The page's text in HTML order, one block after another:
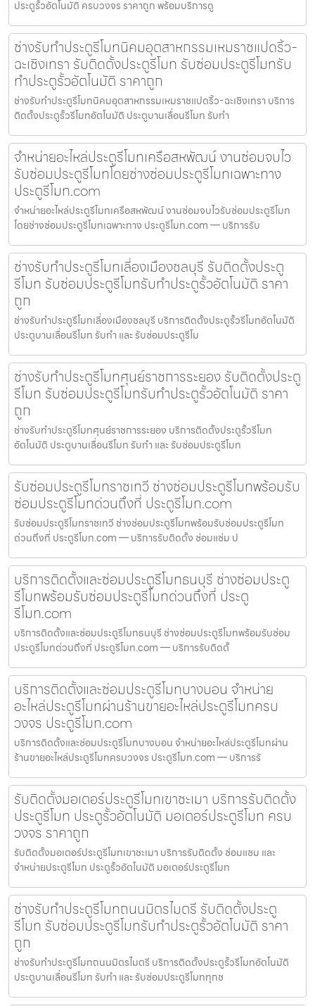
ประตูรั้วอัตโนมัติ ครบวงจร ราคาถูก พร้อมบริการดู
ช่างรับทำประตูรีโมทนิคมอุตสาหกรรมเหมราชแปดริ้ว-
ฉะเชิงเทรา รับติดตั้งประตูรีโมท รับซ่อมประตูรีโมทรับ
ทำประตูรั้วอัตโนมัติ ราคาถูก
ช่างรับทำประตูรีโมทนิคมอุตสาหกรรมเหมราชแปดริ้ว-ฉะเชิงเทรา บริการ
ติดตั้งประตูรั้วรีโมทอัตโนมัติ ประตูบานเลื่อนรีโมท รับทำ
จำหน่ายอะไหล่ประตูรีโมทเครือสหพัฒน์ งานซ่อมจบไว
รับซ่อมประตูรีโมทโดยช่างซ่อมประตูรีโมทเฉพาะทาง
ประตูรีโมท.com
จำหน่ายอะไหล่ประตูรีโมทเครือสหพัฒน์ งานซ่อมจบไวรับซ่อมประตูรีโมท
โดยช่างซ่อมประตูรีโมทเฉพาะทาง ประตูรีโมท.com — บริการรับ
ช่างรับทำประตูรีโมทเลี่องเมืองชลบุรี รับติดตั้งประตู
รีโมท รับซ่อมประตูรีโมทรับทำประตูรั้วอัตโนมัติ ราคา
ถูก
ช่างรับทำประตูรีโมทเลี่องเมืองชลบุรี บริการติดตั้งประตูรั้วรีโมทอัตโนมัติ
ประตูบานเลื่อนรีโมท รับทำ และ รับซ่อมประตูรีโม
ช่างรับทำประตูรีโมทศุนย์ราชการระยอง รับติดตั้งประตู
รีโมท รับซ่อมประตูรีโมทรับทำประตูรั้วอัตโนมัติ ราคา
ถูก
ช่างรับทำประตูรีโมทศุนย์ราชการระยอง บริการติดตั้งประตูรั้วรีโมท
อัตโนมัติ ประตูบานเลื่อนรีโมท รับทำ และ รับซ่อมประตูรีโมท
รับซ่อมประตูรีโมทราชเทวี ช่างซ่อมประตูรีโมทพร้อมรับ
ซ่อมประตูรีโมทด่วนถึงที่ ประตูรีโมท.com
รับซ่อมประตูรีโมทราชเทวี ช่างซ่อมประตูรีโมทพร้อมรับซ่อมประตูรีโมท
ด่วนถึงที่ ประตูรีโมท.com — บริการรับติดตั้ง ซ่อมแซ่ม ป
บริการติดตั้งและซ่อมประตูรีโมทธนบุรี ช่างซ่อมประตู
รีโมทพร้อมรับซ่อมประตูรีโมทด่วนถึงที่ ประตู
รีโมท.com
บริการติดตั้งและซ่อมประตูรีโมทธนบุรี ช่างซ่อมประตูรีโมทพร้อมรับซ่อม
ประตูรีโมทด่วนถึงที่ ประตูรีโมท.com — บริการรับติดตั้
บริการติดตั้งและซ่อมประตูรีโมทบางบอน จำหน่าย
อะไหล่ประตูรีโมทผ่านร้านขายอะไหล่ประตูรีโมทครบ
วงจร ประตูรีโมท.com
บริการติดตั้งและซ่อมประตูรีโมทบางบอน จำหน่ายอะไหล่ประตูรีโมทผ่าน
ร้านขายอะไหล่ประตูรีโมทครบวงจร ประตูรีโมท.com — บริการรั
รับติดตั้งมอเตอร์ประตูรีโมทเขาชะเมา บริการรับติดตั้ง
ประตูรีโมท ประตูรั้วอัตโนมัติ มอเตอร์ประตูรีโมท ครบ
วงจร ราคาถูก
รับติดตั้งมอเตอร์ประตูรีโมทเขาชะเมา บริการรับติดตั้ง ซ่อมแซม และ
จำหน่ายประตูรีโมท ประตูรั้วอัตโนมัติ มอเตอร์ประตูรีโมท
ช่างรับทำประตูรีโมทถนนมิตรไมตรี รับติดตั้งประตู
รีโมท รับซ่อมประตูรีโมทรับทำประตูรั้วอัตโนมัติ ราคา
ถูก
ช่างรับทำประตูรีโมทถนนมิตรไมตรี บริการติดตั้งประตูรั้วรีโมทอัตโนมัติ
ประตูบานเลื่อนรีโมท รับทำ และ รับซ่อมประตูรีโมททุกช